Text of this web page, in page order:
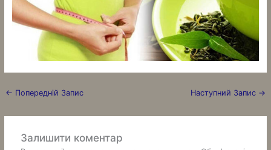
← Попередній Запис Наступний Запис →
Залишити коментар